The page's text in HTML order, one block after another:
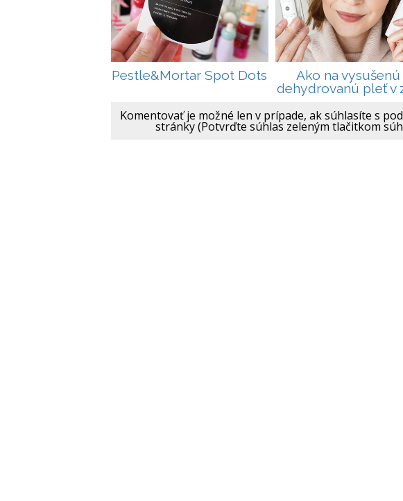
Pestle&Mortar Spot Dots
Ako na vysušenú
dehydrovanú pleť v
Komentovať je možné len v prípade, ak súhlasíte s
stránky (Potvrďte súhlas zeleným tlačitkom